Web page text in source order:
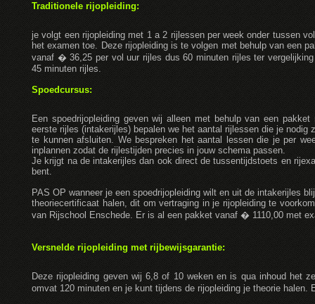
Traditionele rijopleiding:
je volgt een rijopleiding met 1 a 2 rijlessen per week onder tussen
het examen toe. Deze rijopleiding is te volgen met behulp van een
vanaf � 36,25 per vol uur rijles dus 60 minuten rijles ter
45 minuten rijles.
Spoedcursus:
Een spoedrijopleiding geven wij alleen met behulp van een
eerste rijles (intakerijles) bepalen we het aantal rijlessen die je
te kunnen afsluiten. We bespreken het aantal lessen die je per
inplannen zodat de rijlestijden precies in jouw schema passen.
Je krijgt na de intakerijles dan ook direct de tussentijdstoets en
bent.
PAS OP wanneer je een spoedrijopleiding wilt en uit de intakerijles
theoriecertificaat halen, dit om vertraging in je rijopleiding te
van Rijschool Enschede. Er is al een pakket vanaf � 1110,00 met
Versnelde rijopleiding met rijbewijsgarantie:
Deze rijopleiding geven wij 6,8 of 10 weken en is qua inhoud het
omvat 120 minuten en je kunt tijdens de rijopleiding je theorie